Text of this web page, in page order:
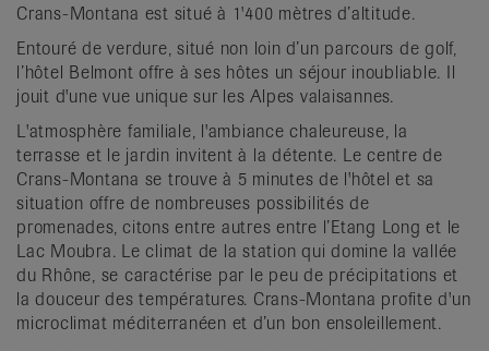
Crans-Montana est situé à 1'400 mètres d’altitude.
Entouré de verdure, situé non loin d’un parcours de golf,
l’hôtel Belmont offre à ses hôtes un séjour inoubliable. Il
jouit d'une vue unique sur les Alpes valaisannes.
L'atmosphère familiale, l'ambiance chaleureuse, la
terrasse et le jardin invitent à la détente. Le centre de
Crans-Montana se trouve à 5 minutes de l'hôtel et sa
situation offre de nombreuses possibilités de
promenades, citons entre autres entre l’Etang Long et le
Lac Moubra. Le climat de la station qui domine la vallée
du Rhône, se caractérise par le peu de précipitations et
la douceur des températures. Crans-Montana profite d'un
microclimat méditerranéen et d’un bon ensoleillement.